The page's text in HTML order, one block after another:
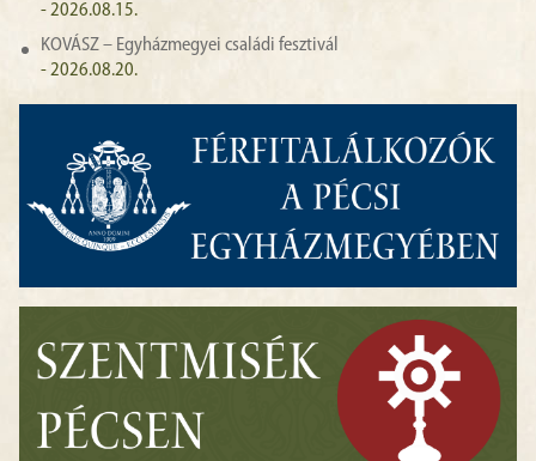
- 2026.08.15.
KOVÁSZ – Egyházmegyei családi fesztivál
- 2026.08.20.